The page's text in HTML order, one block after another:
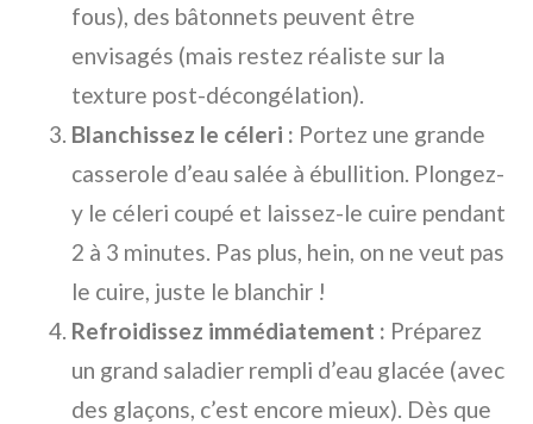
fous), des bâtonnets peuvent être
envisagés (mais restez réaliste sur la
texture post-décongélation).
Blanchissez le céleri : Portez une grande
casserole d’eau salée à ébullition. Plongez-
y le céleri coupé et laissez-le cuire pendant
2 à 3 minutes. Pas plus, hein, on ne veut pas
le cuire, juste le blanchir !
Refroidissez immédiatement : Préparez
un grand saladier rempli d’eau glacée (avec
des glaçons, c’est encore mieux). Dès que